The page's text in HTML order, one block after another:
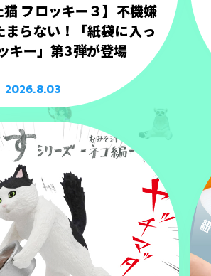
猫 フロッキー３】不機嫌
まらない！「紙袋に入っ
キー」第3弾が登場
2026.8.03